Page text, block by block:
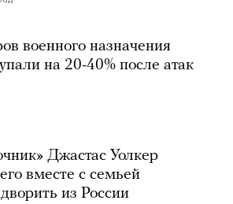
военного назначения
на 20-40% после атак
Джастас Уолкер
вместе с семьей
из России